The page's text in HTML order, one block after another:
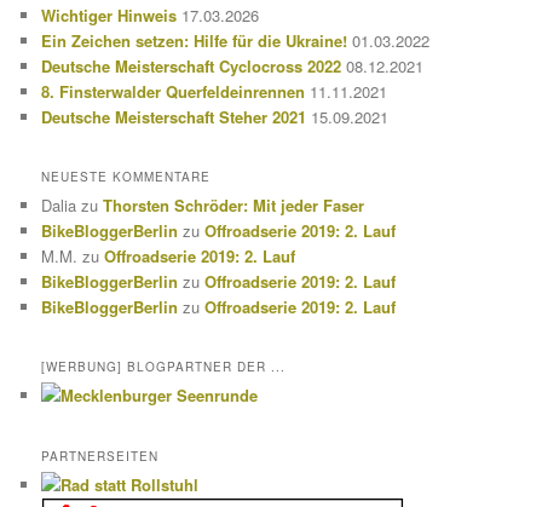
n
Wichtiger Hinweis 17.03.2026
Ein Zeichen setzen: Hilfe für die Ukraine! 01.03.2022
Deutsche Meisterschaft Cyclocross 2022 08.12.2021
8. Finsterwalder Querfeldeinrennen 11.11.2021
Deutsche Meisterschaft Steher 2021 15.09.2021
NEUESTE KOMMENTARE
Dalia zuThorsten Schröder: Mit jeder Faser
BikeBloggerBerlin zuOffroadserie 2019: 2. Lauf
M.M. zuOffroadserie 2019: 2. Lauf
BikeBloggerBerlin zuOffroadserie 2019: 2. Lauf
BikeBloggerBerlin zuOffroadserie 2019: 2. Lauf
[WERBUNG] BLOGPARTNER DER ...
PARTNERSEITEN